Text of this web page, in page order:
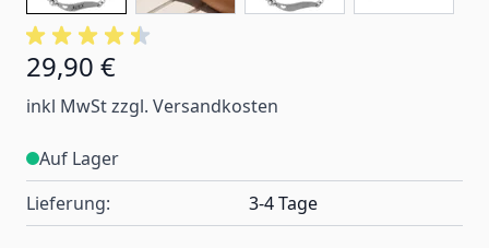
29,90 €
inkl MwSt zzgl. Versandkosten
Auf Lager
Lieferung:
3-4 Tage